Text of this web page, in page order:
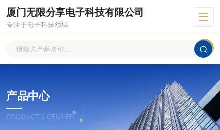
厦门无限分享电子科技有限公司
专注于电子科技领域
产品中心
PRODUCTS CENTER